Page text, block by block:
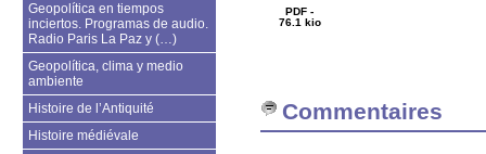
PDF -
76.1 kio
Commentaires
Geopolítica en tiempos
inciertos. Programas de audio.
Radio Paris La Paz y (…)
Geopolítica, clima y medio
ambiente
Histoire de l’Antiquité
Histoire médiévale